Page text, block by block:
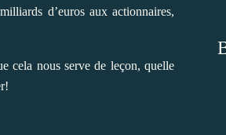
d’euros aux actionnaires,
cela nous serve de leçon, quelle